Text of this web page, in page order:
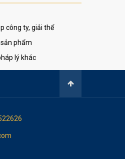
công ty, giải thể
phẩm
lý khác